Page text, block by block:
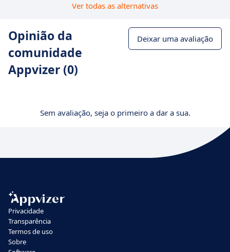
Ver todas as alternativas
Opinião da
comunidade
Appvizer (0)
Deixar uma avaliação
Sem avaliação, seja o primeiro a dar a sua.
Privacidade
Transparência
Termos de uso
Sobre